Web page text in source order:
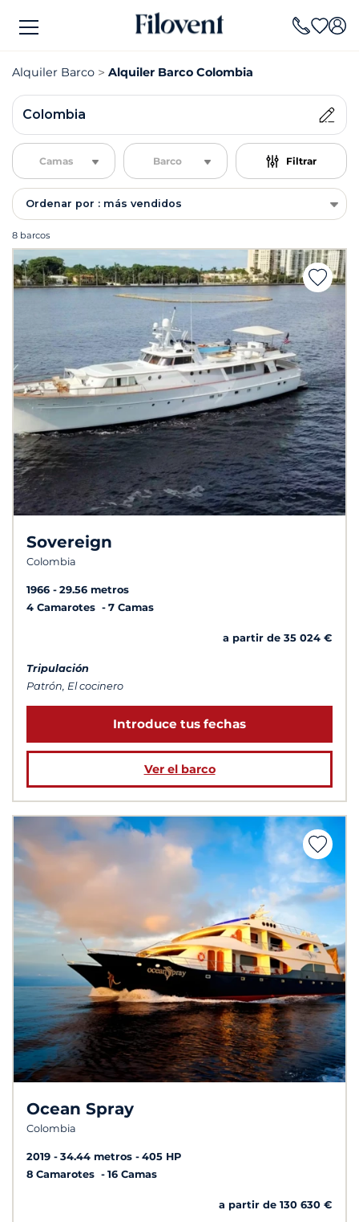
Alquiler Barco Alquiler Barco Colombia
Colombia
Camas Barco Filtrar
Ordenar por : más vendidos
8 barcos
Sovereign
Colombia
1966
29.56 metros
4 Camarotes
7 Camas
a partir de 35 024 €
Tripulación
Patrón, El cocinero
Introduce tus fechas
Ver el barco
Ocean Spray
Colombia
2019 34.44 metros
405 HP
8 Camarotes
16 Camas
a partir de 130 630 €